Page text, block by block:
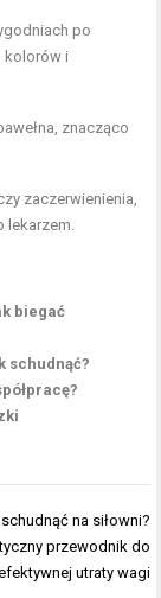
po
kolorów i
znacząco
zaczerwienienia,
biegać
schudnąć?
na siłowni?
przewodnik do
utraty wagi